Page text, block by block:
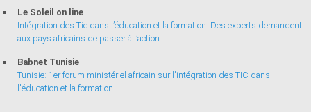
Le Soleil on line
Intégration des Tic dans l’éducation et la formation: Des experts demandent
aux pays africains de passer à l’action
Babnet Tunisie
Tunisie: 1er forum ministériel africain sur l'intégration des TIC dans
l'éducation et la formation